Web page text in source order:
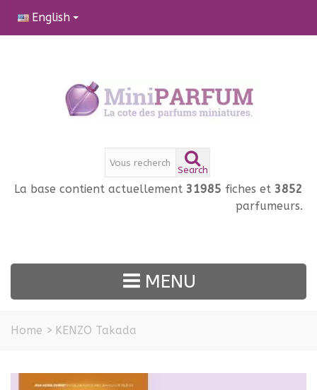
English
Search
La base contient actuellement 31985 fiches et 3852
parfumeurs.
MENU
Home > KENZO Takada